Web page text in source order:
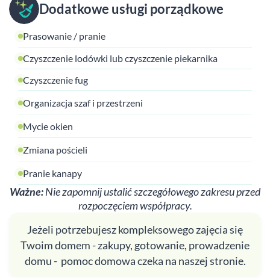
Dodatkowe usługi porządkowe
Prasowanie / pranie
Czyszczenie lodówki lub czyszczenie piekarnika
Czyszczenie fug
Organizacja szaf i przestrzeni
Mycie okien
Zmiana pościeli
Pranie kanapy
Ważne:Nie zapomnij ustalić szczegółowego zakresu przed
rozpoczęciem współpracy.
Jeżeli potrzebujesz kompleksowego zajęcia się
Twoim domem - zakupy, gotowanie, prowadzenie
domu - pomoc domowa czeka na naszej stronie.